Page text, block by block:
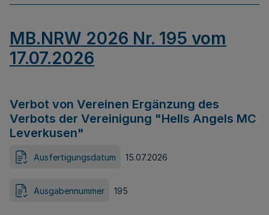
MB.NRW 2026 Nr. 195 vom
17.07.2026
Verbot von Vereinen Ergänzung des
Verbots der Vereinigung "Hells Angels MC
Leverkusen"
Ausfertigungsdatum 15.07.2026
Ausgabennummer 195